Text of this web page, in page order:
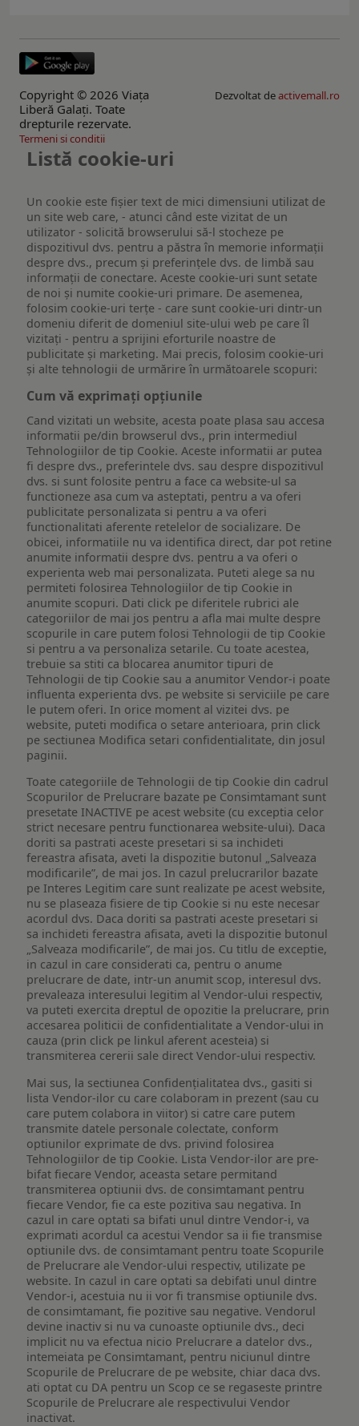
Copyright © 2026 Viaţa
Liberă Galaţi. Toate
drepturile rezervate.
Dezvoltat deactivemall.ro
Termeni si conditii
Listă cookie-uri
Un cookie este fişier text de mici dimensiuni utilizat de
un site web care, - atunci când este vizitat de un
utilizator - solicită browserului să-l stocheze pe
dispozitivul dvs. pentru a păstra în memorie informații
despre dvs., precum și preferințele dvs. de limbă sau
informații de conectare. Aceste cookie-uri sunt setate
de noi și numite cookie-uri primare. De asemenea,
folosim cookie-uri terțe - care sunt cookie-uri dintr-un
domeniu diferit de domeniul site-ului web pe care îl
vizitați - pentru a sprijini eforturile noastre de
publicitate și marketing. Mai precis, folosim cookie-uri
și alte tehnologii de urmărire în următoarele scopuri:
Cum vă exprimați opțiunile
Cand vizitati un website, acesta poate plasa sau accesa
informatii pe/din browserul dvs., prin intermediul
Tehnologiilor de tip Cookie. Aceste informatii ar putea
fi despre dvs., preferintele dvs. sau despre dispozitivul
dvs. si sunt folosite pentru a face ca website-ul sa
functioneze asa cum va asteptati, pentru a va oferi
publicitate personalizata si pentru a va oferi
functionalitati aferente retelelor de socializare. De
obicei, informatiile nu va identifica direct, dar pot retine
anumite informatii despre dvs. pentru a va oferi o
experienta web mai personalizata. Puteti alege sa nu
permiteti folosirea Tehnologiilor de tip Cookie in
anumite scopuri. Dati click pe diferitele rubrici ale
categoriilor de mai jos pentru a afla mai multe despre
scopurile in care putem folosi Tehnologii de tip Cookie
si pentru a va personaliza setarile. Cu toate acestea,
trebuie sa stiti ca blocarea anumitor tipuri de
Tehnologii de tip Cookie sau a anumitor Vendor-i poate
influenta experienta dvs. pe website si serviciile pe care
le putem oferi. In orice moment al vizitei dvs. pe
website, puteti modifica o setare anterioara, prin click
pe sectiunea Modifica setari confidentialitate, din josul
paginii.
Toate categoriile de Tehnologii de tip Cookie din cadrul
Scopurilor de Prelucrare bazate pe Consimtamant sunt
presetate INACTIVE pe acest website (cu exceptia celor
strict necesare pentru functionarea website-ului). Daca
doriti sa pastrati aceste presetari si sa inchideti
fereastra afisata, aveti la dispozitie butonul „Salveaza
modificarile”, de mai jos. In cazul prelucrarilor bazate
pe Interes Legitim care sunt realizate pe acest website,
nu se plaseaza fisiere de tip Cookie si nu este necesar
acordul dvs. Daca doriti sa pastrati aceste presetari si
sa inchideti fereastra afisata, aveti la dispozitie butonul
„Salveaza modificarile”, de mai jos. Cu titlu de exceptie,
in cazul in care considerati ca, pentru o anume
prelucrare de date, intr-un anumit scop, interesul dvs.
prevaleaza interesului legitim al Vendor-ului respectiv,
va puteti exercita dreptul de opozitie la prelucrare, prin
accesarea politicii de confidentialitate a Vendor-ului in
cauza (prin click pe linkul aferent acesteia) si
transmiterea cererii sale direct Vendor-ului respectiv.
Mai sus, la sectiunea Confidențialitatea dvs., gasiti si
lista Vendor-ilor cu care colaboram in prezent (sau cu
care putem colabora in viitor) si catre care putem
transmite datele personale colectate, conform
optiunilor exprimate de dvs. privind folosirea
Tehnologiilor de tip Cookie. Lista Vendor-ilor are pre-
bifat fiecare Vendor, aceasta setare permitand
transmiterea optiunii dvs. de consimtamant pentru
fiecare Vendor, fie ca este pozitiva sau negativa. In
cazul in care optati sa bifati unul dintre Vendor-i, va
exprimati acordul ca acestui Vendor sa ii fie transmise
optiunile dvs. de consimtamant pentru toate Scopurile
de Prelucrare ale Vendor-ului respectiv, utilizate pe
website. In cazul in care optati sa debifati unul dintre
Vendor-i, acestuia nu ii vor fi transmise optiunile dvs.
de consimtamant, fie pozitive sau negative. Vendorul
devine inactiv si nu va cunoaste optiunile dvs., deci
implicit nu va efectua nicio Prelucrare a datelor dvs.,
intemeiata pe Consimtamant, pentru niciunul dintre
Scopurile de Prelucrare de pe website, chiar daca dvs.
ati optat cu DA pentru un Scop ce se regaseste printre
Scopurile de Prelucrare ale respectivului Vendor
inactivat.